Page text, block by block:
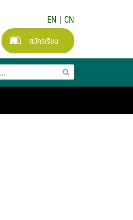
EN | CN
สมัครเรียน